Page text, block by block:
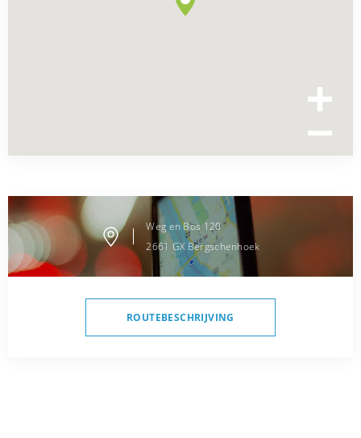
Weg en Bos120
2661 GX Bergschenhoek
ROUTEBESCHRIJVING